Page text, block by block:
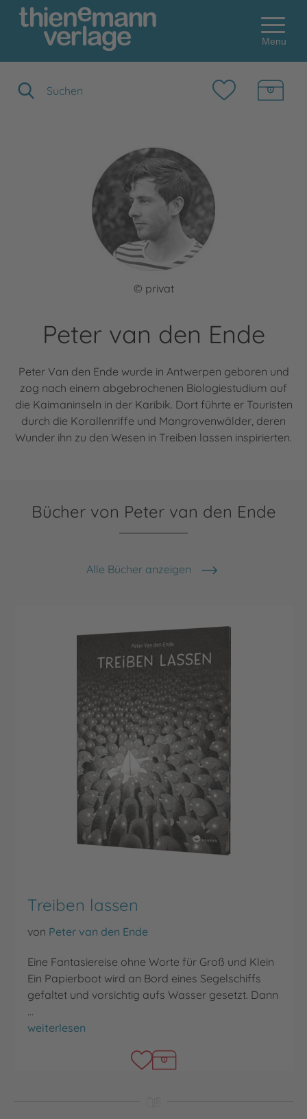
Menu
© privat
Peter van den Ende
Peter Van den Ende wurde in Antwerpen geboren und
zog nach einem abgebrochenen Biologiestudium auf
die Kaimaninseln in der Karibik. Dort führte er Touristen
durch die Korallenriffe und Mangrovenwälder, deren
Wunder ihn zu den Wesen in Treiben lassen inspirierten.
Bücher von Peter van den Ende
Alle Bücher anzeigen
Treiben lassen
von Peter van den Ende
Eine Fantasiereise ohne Worte für Groß und Klein
Ein Papierboot wird an Bord eines Segelschiffs
gefaltet und vorsichtig aufs Wasser gesetzt. Dann
…
Treiben lassen
weiterlesen